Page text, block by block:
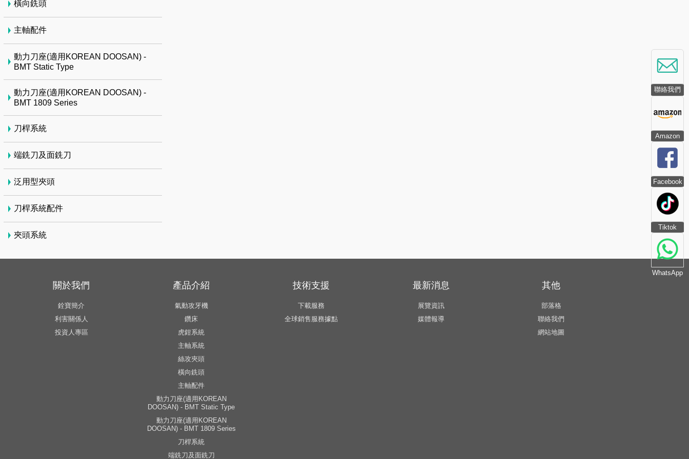
聯絡我們
Amazon
Facebook
Tiktok
WhatsApp
橫向銑頭
主軸配件
動力刀座(適用KOREAN DOOSAN) -
BMT Static Type
動力刀座(適用KOREAN DOOSAN) -
BMT 1809 Series
刀桿系統
端銑刀及面銑刀
泛用型夾頭
刀桿系統配件
夾頭系統
關於我們
銓寶簡介
利害關係人
投資人專區
產品介紹
氣動攻牙機
鑽床
虎鉗系統
主軸系統
絲攻夾頭
橫向銑頭
主軸配件
動力刀座(適用KOREAN
DOOSAN) - BMT Static Type
動力刀座(適用KOREAN
DOOSAN) - BMT 1809 Series
刀桿系統
端銑刀及面銑刀
技術支援
下載服務
全球銷售服務據點
最新消息
展覽資訊
媒體報導
其他
部落格
聯絡我們
網站地圖